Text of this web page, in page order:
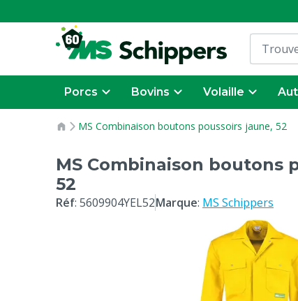
Porcs Bovins Volaille
MS Combinaison boutons poussoirs jaune, 52
MS Combinaison boutons
52
Réf: 5609904YEL52Marque: MS Schippers